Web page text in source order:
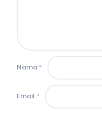
Nama *
Email *